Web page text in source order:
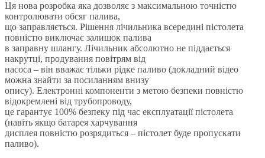
Ця нова розробка яка дозволяє з максимальною точністю
контролювати обсяг палива,
що заправляється. Рішення лічильника всередині пістолета
повністю виключає залишок палива
в заправну шлангу. Лічильник абсолютно не піддається
накрутці, продування повітрям від
насоса – він вважає тільки рідке паливо (докладний відео
можна знайти за посиланням внизу
опису). Електронні компоненти з метою безпеки повністю
відокремлені від трубопроводу,
це гарантує 100% безпеку під час експлуатації пістолета
(навіть якщо батарея харчування
дисплея повністю розрядиться – пістолет буде пропускати
паливо).